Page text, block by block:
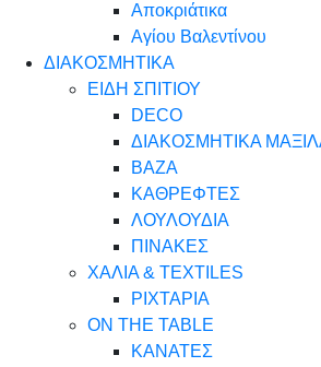
Αποκριάτικα
Αγίου Βαλεντίνου
ΔΙΑΚΟΣΜΗΤΙΚΑ
ΕΙΔΗ ΣΠΙΤΙΟΥ
DECO
ΔΙΑΚΟΣΜΗΤΙΚΑ
ΒΑΖΑ
ΚΑΘΡΕΦΤΕΣ
ΛΟΥΛΟΥΔΙΑ
ΠΙΝΑΚΕΣ
ΧΑΛΙΑ & TEXTILES
ΡΙΧΤΑΡΙΑ
ON THE TABLE
ΚΑΝΑΤΕΣ